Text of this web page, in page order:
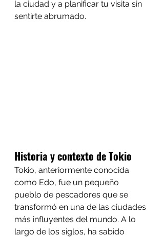
la ciudad y a planificar tu visita sin
sentirte abrumado.
Historia y contexto de Tokio
Tokio, anteriormente conocida
como Edo, fue un pequeño
pueblo de pescadores que se
transformó en una de las ciudades
más influyentes del mundo. A lo
largo de los siglos, ha sabido